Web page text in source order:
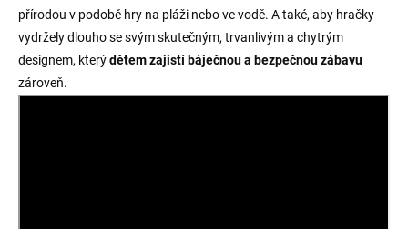
přírodou v podobě hry na pláži nebo ve vodě. A také, aby hračky
vydržely dlouho se svým skutečným, trvanlivým a chytrým
designem, kterýdětem zajistí báječnou a bezpečnou zábavu
zároveň.